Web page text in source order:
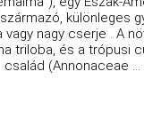
különleges
vagy nagy cserje . A
triloba, és a trópusi
család (Annonaceae ...